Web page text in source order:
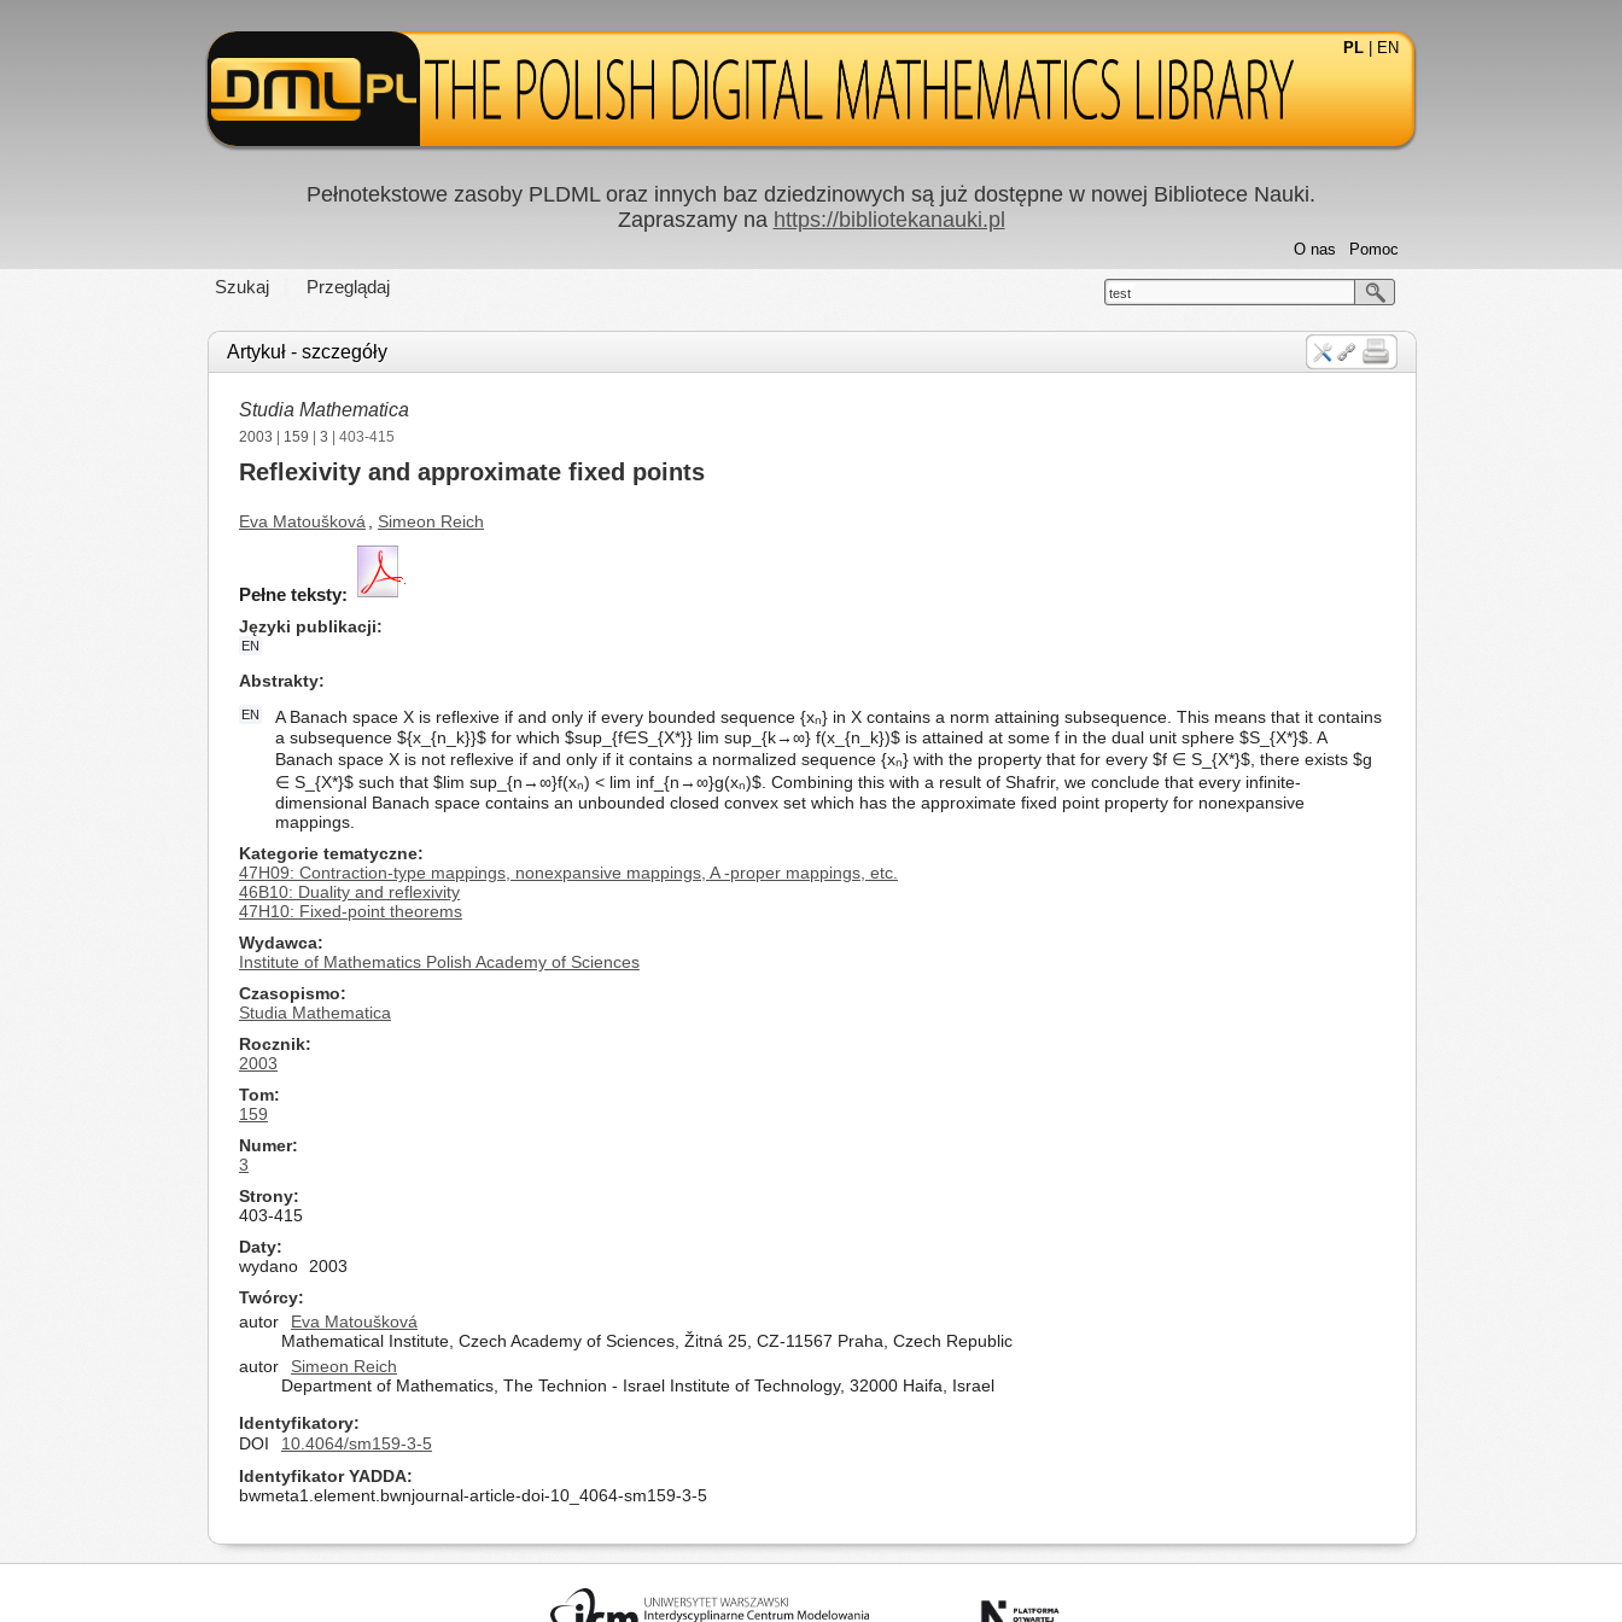
PL EN
Pełnotekstowe zasoby PLDML oraz innych baz dziedzinowych są już dostępne w nowej Bibliotece Nauki.
Zapraszamy na https://bibliotekanauki.pl
Szukaj Przeglądaj
Pomoc
O nas
test
Artykuł - szczegóły
Studia Mathematica
2003 159 3 | 403-415
Reflexivity and approximate fixed points
Eva Matoušková Simeon Reich
Pełne teksty:
Języki publikacji
EN
Abstrakty
EN
A Banach space X is reflexive if and only if every bounded sequence {xₙ} in X contains a norm attaining subsequence. This means that it contains
a subsequence ${x_{n_k}}$ for which $sup_{f∈S_{X*}} lim sup_{k→∞} f(x_{n_k})$ is attained at some f in the dual unit sphere $S_{X*}$. A
Banach space X is not reflexive if and only if it contains a normalized sequence {xₙ} with the property that for every $f ∈ S_{X*}$, there exists $g
∈ S_{X*}$ such that $lim sup_{n→∞}f(xₙ) < lim inf_{n→∞}g(xₙ)$. Combining this with a result of Shafrir, we conclude that every infinite-
dimensional Banach space contains an unbounded closed convex set which has the approximate fixed point property for nonexpansive
mappings.
Kategorie tematyczne
47H09: Contraction-type mappings, nonexpansive mappings, A -proper mappings, etc.
46B10: Duality and reflexivity
47H10: Fixed-point theorems
Wydawca
Institute of Mathematics Polish Academy of Sciences
Czasopismo
Studia Mathematica
Rocznik
2003
Tom
159
Numer
3
Strony
403-415
Daty
wydano
2003
Twórcy
autor
Eva Matoušková
Mathematical Institute, Czech Academy of Sciences, Žitná 25, CZ-11567 Praha, Czech Republic
autor
Simeon Reich
Department of Mathematics, The Technion - Israel Institute of Technology, 32000 Haifa, Israel
Identyfikatory
DOI
10.4064/sm159-3-5
Identyfikator YADDA
bwmeta1.element.bwnjournal-article-doi-10_4064-sm159-3-5